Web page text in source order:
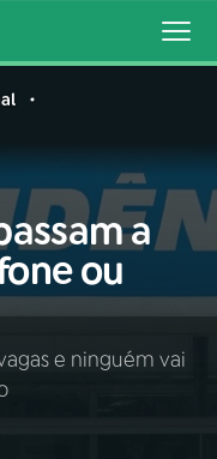
a
ou
e ninguém vai